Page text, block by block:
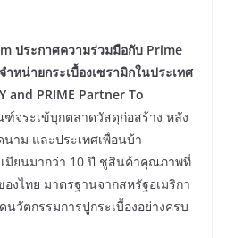
ประกาศความร่วมมือกับ Prime
หน่ายกระเบื้องเซรามิกในประเทศ
and PRIME Partner To
จระเข้บุกตลาดวัสดุก่อสร้าง หลัง
าม และประเทศเพื่อนบ้า
มียนมากว่า 10 ปี ชูสินค้าคุณภาพที่
งไทย มาตรฐานจากสหรัฐอเมริกา
วัตกรรมการปูกระเบื้องอย่างครบ